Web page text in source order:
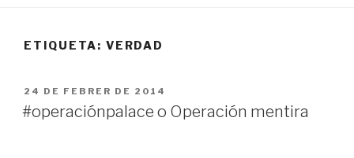
ETIQUETA: VERDAD
PUBLICAT
A
24 DE FEBRER DE 2014
#operaciónpalace o Operación mentira